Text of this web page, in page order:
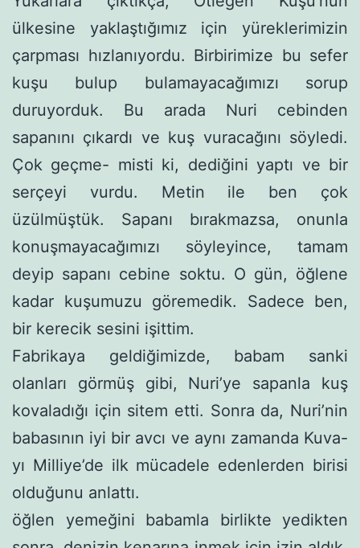
ülkesine yaklaştığımız için yüreklerimizin
çarpması hızlanıyordu. Birbirimize bu sefer
kuşu bulup bulamayacağımızı sorup
duruyorduk. Bu arada Nuri cebinden
sapanını çıkardı ve kuş vuracağını söyledi.
Çok geçme- misti ki, dediğini yaptı ve bir
serçeyi vurdu. Metin ile ben çok
üzülmüştük. Sapanı bırakmazsa, onunla
konuşmayacağımızı söyleyince, tamam
deyip sapanı cebine soktu. O gün, öğlene
ka­dar kuşumuzu göremedik. Sadece ben,
bir kerecik sesini işittim.
Fabrikaya geldiğimizde, babam sanki
olanları görmüş gibi, Nuri’ye sapanla kuş
kovaladığı için sitem etti. Sonra da, Nuri’nin
babasının iyi bir avcı ve aynı zamanda Kuva-
yı Milliye’de ilk mücadele edenlerden birisi
olduğunu anlattı.
öğlen yemeğini babamla birlikte yedikten